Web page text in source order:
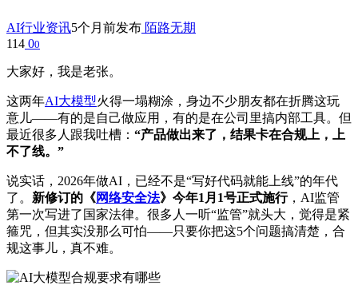
AI行业资讯5个月前发布 陌路无期
114 00
大家好，我是老张。
这两年AI大模型火得一塌糊涂，身边不少朋友都在折腾这玩
意儿——有的是自己做应用，有的是在公司里搞内部工具。但
最近很多人跟我吐槽： “产品做出来了，结果卡在合规上，上
不了线。”
说实话，2026年做AI，已经不是“写好代码就能上线”的年代
了。 新修订的《网络安全法》今年1月1号正式施行，AI监管
第一次写进了国家法律。很多人一听“监管”就头大，觉得是紧
箍咒，但其实没那么可怕——只要你把这5个问题搞清楚，合
规这事儿，真不难。